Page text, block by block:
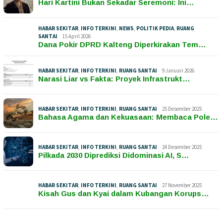
Hari Kartini Bukan Sekadar Seremoni: Ini…
HABAR SEKITAR, INFO TERKINI, NEWS, POLITIK PEDIA, RUANG
SANTAI
15 April 2026
Dana Pokir DPRD Kalteng Diperkirakan Tem…
HABAR SEKITAR, INFO TERKINI, RUANG SANTAI 9 Januari 2026
Narasi Liar vs Fakta: Proyek Infrastrukt…
HABAR SEKITAR, INFO TERKINI, RUANG SANTAI 25 Desember 2025
Bahasa Agama dan Kekuasaan: Membaca Pole…
HABAR SEKITAR, INFO TERKINI, RUANG SANTAI 24 Desember 2025
Pilkada 2030 Diprediksi Didominasi AI, S…
HABAR SEKITAR, INFO TERKINI, RUANG SANTAI 27 November 2025
Kisah Gus dan Kyai dalam Kubangan Korups…